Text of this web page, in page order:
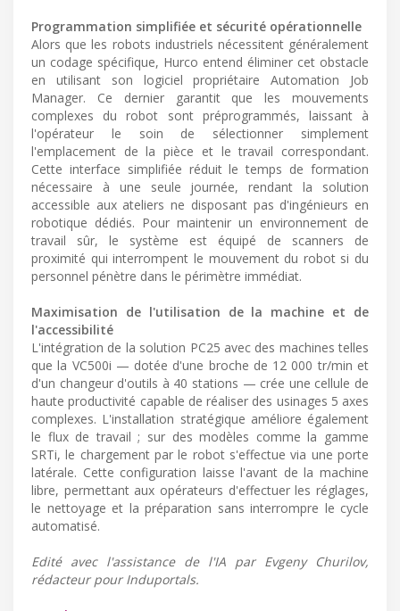
Programmation simplifiée et sécurité opérationnelle
Alors que les robots industriels nécessitent généralement
un codage spécifique, Hurco entend éliminer cet obstacle
en utilisant son logiciel propriétaire Automation Job
Manager. Ce dernier garantit que les mouvements
complexes du robot sont préprogrammés, laissant à
l'opérateur le soin de sélectionner simplement
l'emplacement de la pièce et le travail correspondant.
Cette interface simplifiée réduit le temps de formation
nécessaire à une seule journée, rendant la solution
accessible aux ateliers ne disposant pas d'ingénieurs en
robotique dédiés. Pour maintenir un environnement de
travail sûr, le système est équipé de scanners de
proximité qui interrompent le mouvement du robot si du
personnel pénètre dans le périmètre immédiat.
Maximisation de l'utilisation de la machine et de
l'accessibilité
L'intégration de la solution PC25 avec des machines telles
que la VC500i — dotée d'une broche de 12 000 tr/min et
d'un changeur d'outils à 40 stations — crée une cellule de
haute productivité capable de réaliser des usinages 5 axes
complexes. L'installation stratégique améliore également
le flux de travail ; sur des modèles comme la gamme
SRTi, le chargement par le robot s'effectue via une porte
latérale. Cette configuration laisse l'avant de la machine
libre, permettant aux opérateurs d'effectuer les réglages,
le nettoyage et la préparation sans interrompre le cycle
automatisé.
Edité avec l'assistance de l'IA par Evgeny Churilov,
rédacteur pour Induportals.